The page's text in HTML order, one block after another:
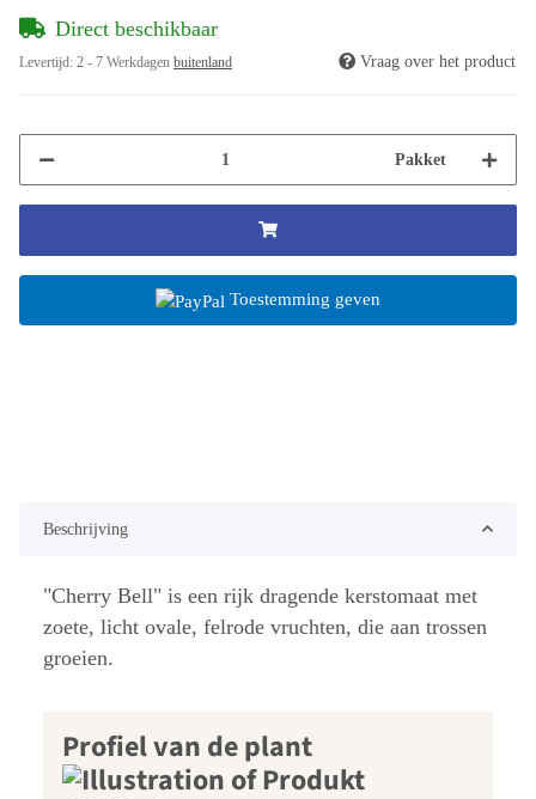
Direct beschikbaar
Levertijd: 2 - 7 Werkdagen buitenland Vraag over het product
Pakket
Toestemming geven
Beschrijving
"Cherry Bell" is een rijk dragende kerstomaat met
zoete, licht ovale, felrode vruchten, die aan trossen
groeien.
Profiel van de plant